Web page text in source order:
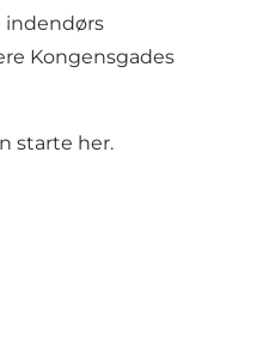
indendørs
Kongensgades
starte her.